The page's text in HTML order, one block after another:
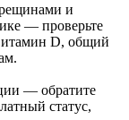
и
— проверьте
D, общий
— обратите
статус,